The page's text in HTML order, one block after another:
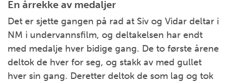
En årrekke av medaljer
Det er sjette gangen på rad at Siv og Vidar deltar i
NM i undervannsfilm, og deltakelsen har endt
med medalje hver bidige gang. De to første årene
deltok de hver for seg, og stakk av med gullet
hver sin gang. Deretter deltok de som lag og tok